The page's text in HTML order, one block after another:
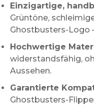
Einzigartige,
Grüntöne,
Ghostbusters-Logo
Hochwertige
widerstandsfähig,
Aussehen.
Garantierte
Ghostbusters-